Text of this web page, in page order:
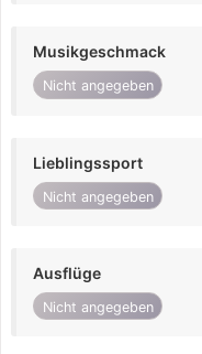
Musikgeschmack
Nicht angegeben
Lieblingssport
Nicht angegeben
Ausflüge
Nicht angegeben